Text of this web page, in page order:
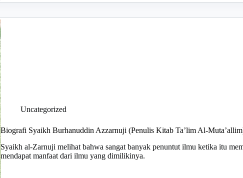
Uncategorized
Biografi Syaikh Burhanuddin Azzarnuji (Penulis Kitab Ta’lim Al-
Syaikh al-Zarnuji melihat bahwa sangat banyak penuntut ilmu ketika itu
mendapat manfaat dari ilmu yang dimilikinya.